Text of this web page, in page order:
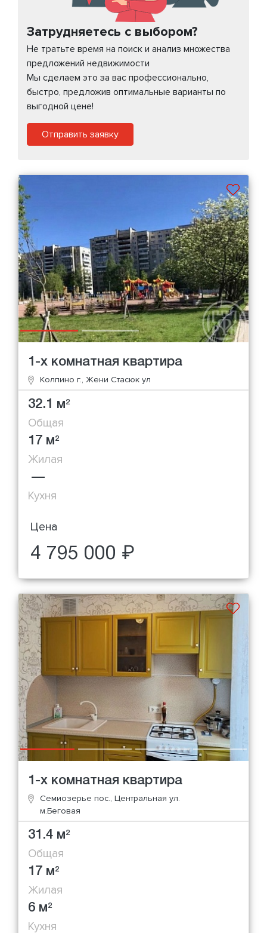
Затрудняетесь с выбором?
Не тратьте время на поиск и анализ множества
предложений недвижимости
Мы сделаем это за вас профессионально,
быстро, предложив оптимальные варианты по
выгодной цене!
Отправить заявку
1-х комнатная квартира
Колпино г., Жени Стасюк ул
32.1 м2
Общая
17 м2
Жилая
—
Кухня
Цена
4 795 000 ₽
1-х комнатная квартира
Семиозерье пос., Центральная ул.
м.Беговая
31.4 м2
Общая
17 м2
Жилая
6 м2
Кухня